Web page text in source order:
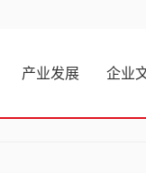
产业发展 企业